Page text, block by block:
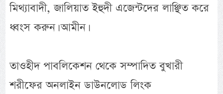
মিথ্যাবাদী, জালিয়াত ইহুদী এজেন্টদের লাঞ্ছিত করে
ধ্বংস করুন। আমীন।
তাওহীদ পাবলিকেশন থেকে সম্পাদিত বুখারী
শরীফের অনলাইন ডাউনলোড লিংক